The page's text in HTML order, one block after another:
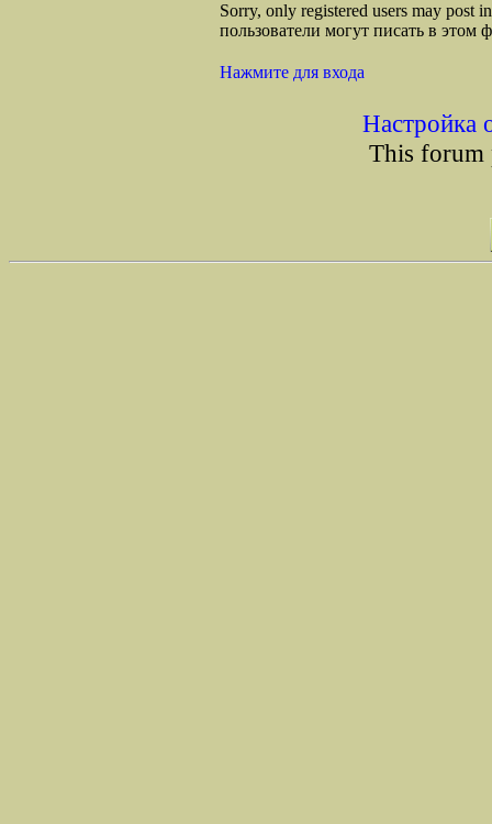
Sorry, only registered users may post
пользователи могут писать в этом
Нажмите для входа
Настройка
This